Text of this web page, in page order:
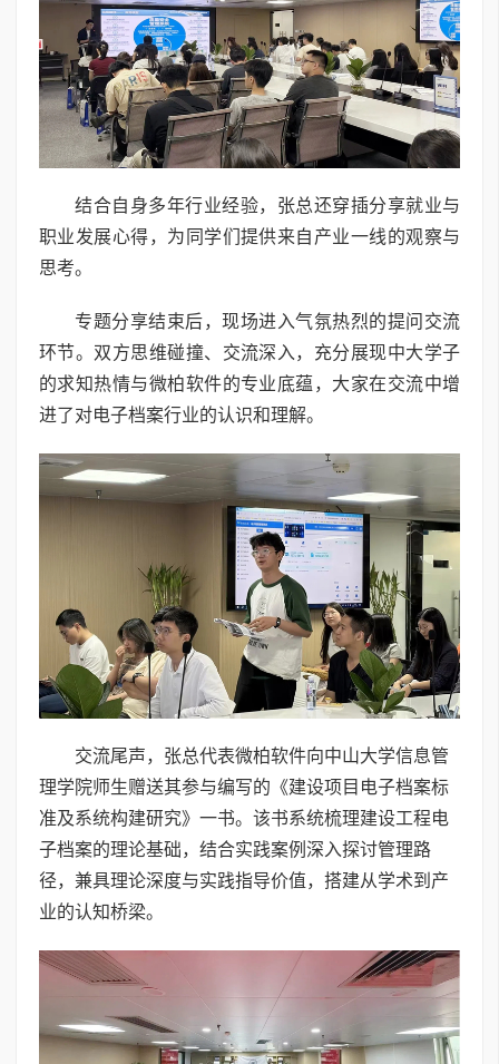
结合自身多年行业经验，张总还穿插分享就业与
职业发展心得，为同学们提供来自产业一线的观察与
思考。
专题分享结束后，现场进入气氛热烈的提问交流
环节。双方思维碰撞、交流深入，充分展现中大学子
的求知热情与微柏软件的专业底蕴，大家在交流中增
进了对电子档案行业的认识和理解。
交流尾声，张总代表微柏软件向中山大学信息管
理学院师生赠送其参与编写的《建设项目电子档案标
准及系统构建研究》一书。该书系统梳理建设工程电
子档案的理论基础，结合实践案例深入探讨管理路
径，兼具理论深度与实践指导价值，搭建从学术到产
业的认知桥梁。